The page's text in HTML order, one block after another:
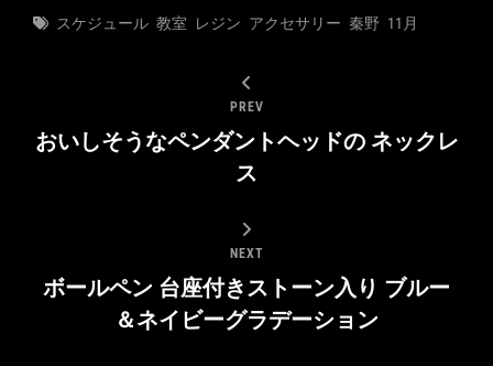
Tags
スケジュール 教室 レジン アクセサリー 秦野 11月
PREV
おいしそうなペンダントヘッドの ネックレ
ス
NEXT
ボールペン 台座付きストーン入り ブルー
＆ネイビーグラデーション